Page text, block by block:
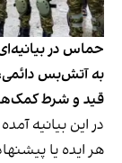
حماس در
به آتش‌بس دائمی،
قید و شرط
در این بیانیه
هر ایده یا